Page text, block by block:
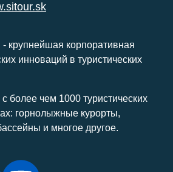
крупнейшая корпоративная
инноваций в туристических
более чем 1000 туристических
горнолыжные курорты,
и многое другое.